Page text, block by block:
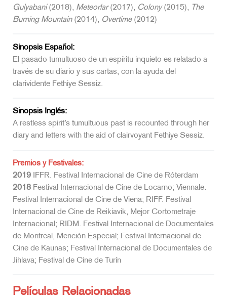
Gulyabani(2018), Meteorlar(2017), Colony(2015), The
Burning Mountain(2014), Overtime(2012)
Sinopsis Español:
El pasado tumultuoso de un espíritu inquieto es relatado a
través de su diario y sus cartas, con la ayuda del
clarividente Fethiye Sessiz.
Sinopsis Inglés:
A restless spirit’s tumultuous past is recounted through her
diary and letters with the aid of clairvoyant Fethiye Sessiz.
Premios y Festivales:
2019 IFFR. Festival Internacional de Cine de Róterdam
2018 Festival Internacional de Cine de Locarno; Viennale.
Festival Internacional de Cine de Viena; RIFF. Festival
Internacional de Cine de Reikiavik, Mejor Cortometraje
Internacional; RIDM. Festival Internacional de Documentales
de Montreal, Mención Especial; Festival Internacional de
Cine de Kaunas; Festival Internacional de Documentales de
Jihlava; Festival de Cine de Turín
Películas Relacionadas